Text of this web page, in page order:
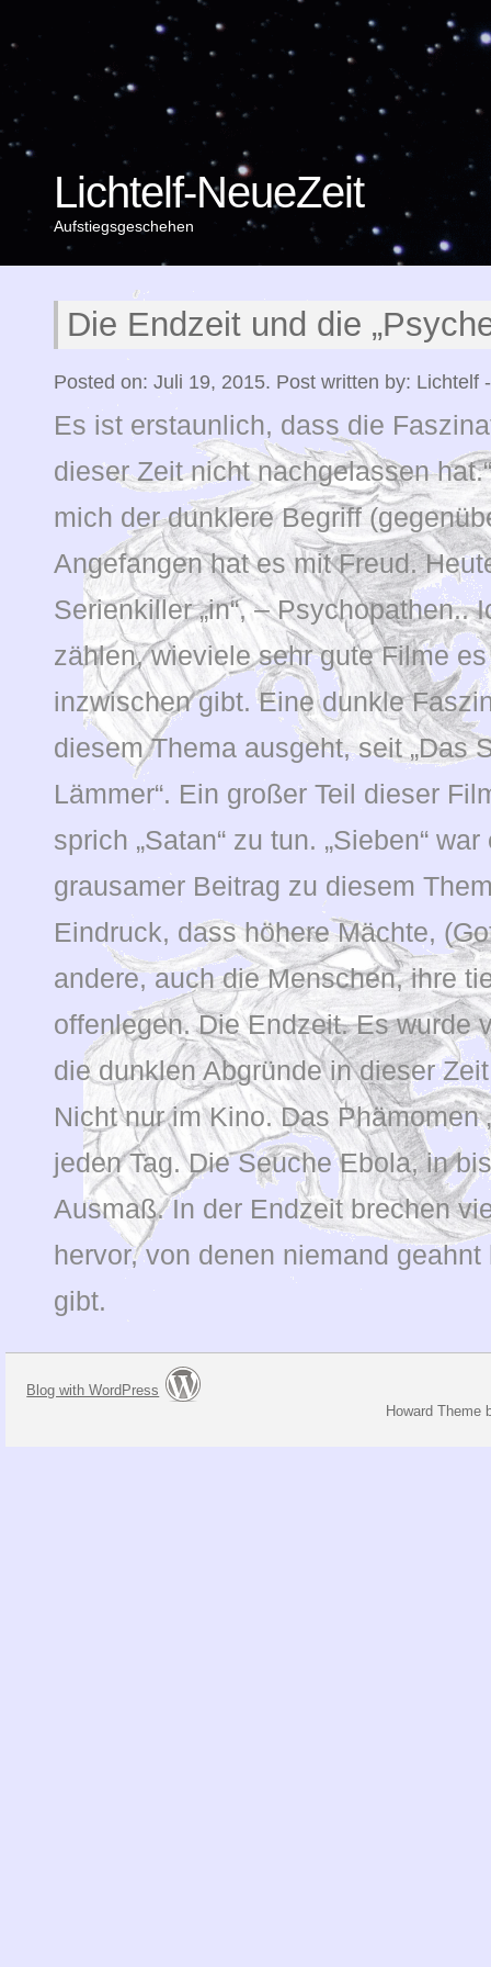
Lichtelf-NeueZeit
Aufstiegsgeschehen
Die Endzeit und die
Posted on: Juli 19, 2015. Post written by: Lichtelf
Es ist erstaunlich, dass die
dieser Zeit nicht nachgelassen
mich der dunklere Begriff
Angefangen hat es mit Freud.
Serienkiller „in“, – Psychopathen..
zählen, wieviele sehr gute Filme
inzwischen gibt. Eine dunkle
diesem Thema ausgeht, seit „Das
Lämmer“. Ein großer Teil dieser
sprich „Satan“ zu tun. „Sieben“
grausamer Beitrag zu diesem
Eindruck, dass höhere Mächte,
andere, auch die Menschen, ihre
offenlegen. Die Endzeit. Es wurde
die dunklen Abgründe in dieser
Nicht nur im Kino. Das Phämomen
jeden Tag. Die Seuche Ebola, in
Ausmaß. In der Endzeit brechen
hervor, von denen niemand
gibt.
Blog with WordPress
Howard Theme